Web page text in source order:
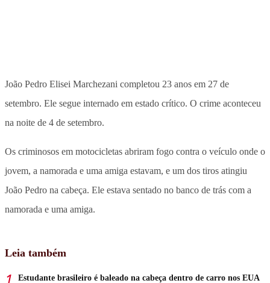
João Pedro Elisei Marchezani completou 23 anos em 27 de
setembro. Ele segue internado em estado crítico. O crime aconteceu
na noite de 4 de setembro.
Os criminosos em motocicletas abriram fogo contra o veículo onde o
jovem, a namorada e uma amiga estavam, e um dos tiros atingiu
João Pedro na cabeça. Ele estava sentado no banco de trás com a
namorada e uma amiga.
Leia também
Estudante brasileiro é baleado na cabeça dentro de carro nos EUA